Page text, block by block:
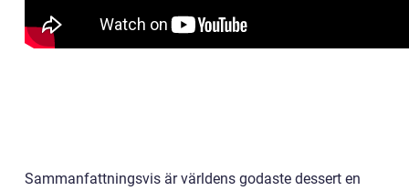
Sammanfattningsvis är världens godaste dessert en